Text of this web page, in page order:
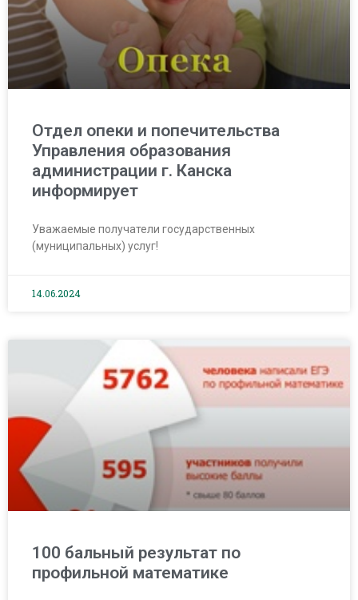
Отдел опеки и попечительства
Управления образования
администрации г. Канска
информирует
Уважаемые получатели государственных
(муниципальных) услуг!
14.06.2024
100 бальный результат по
профильной математике